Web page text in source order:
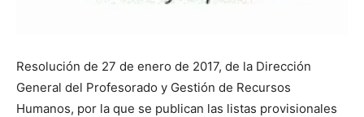
Resolución de 27 de enero de 2017, de la Dirección
General del Profesorado y Gestión de Recursos
Humanos, por la que se publican las listas provisionales